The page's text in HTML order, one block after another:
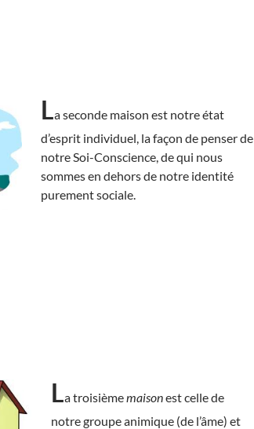
La seconde maison est notre état
d’esprit individuel, la façon de penser de
notre Soi-Conscience, de qui nous
sommes en dehors de notre identité
purement sociale.
La troisièmemaisonest celle de
notre groupe animique (de l’âme) et